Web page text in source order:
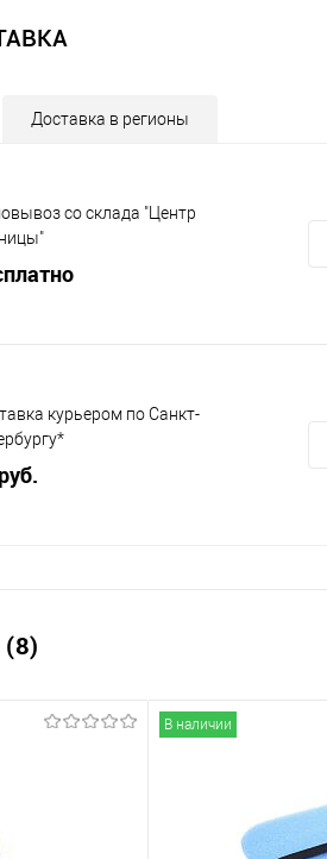
Доставка в регионы
со склада "Центр
курьером по Санкт-
В наличии